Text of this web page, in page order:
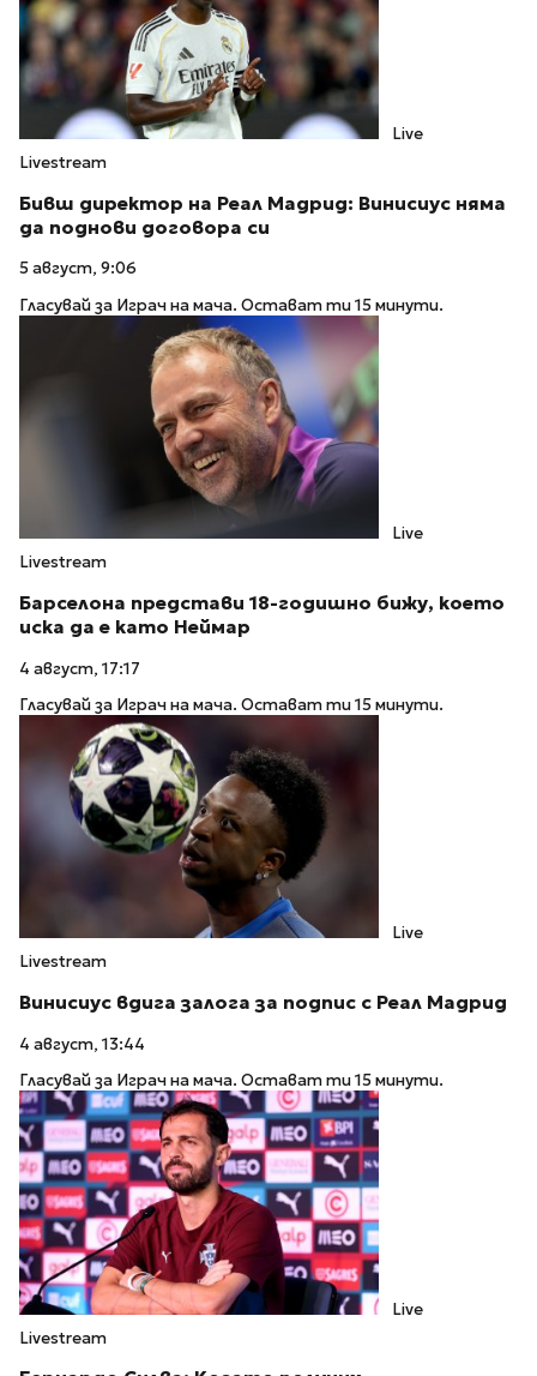
Live
Livestream
Бивш директор на Реал Мадрид: Винисиус няма
да поднови договора си
5 август, 9:06
Гласувай за Играч на мача. Остават ти 15 минути.
Live
Livestream
Барселона представи 18-годишно бижу, което
иска да е като Неймар
4 август, 17:17
Гласувай за Играч на мача. Остават ти 15 минути.
Live
Livestream
Винисиус вдига залога за подпис с Реал Мадрид
4 август, 13:44
Гласувай за Играч на мача. Остават ти 15 минути.
Live
Livestream